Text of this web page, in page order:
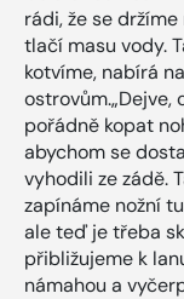
rádi, že se
tlačí masu vody.
kotvíme, nabírá
ostrovům.„Dejve,
pořádně kopat
abychom se
vyhodili ze zádě.
zapínáme nožní
ale teď je třeba
přibližujeme k
námahou a